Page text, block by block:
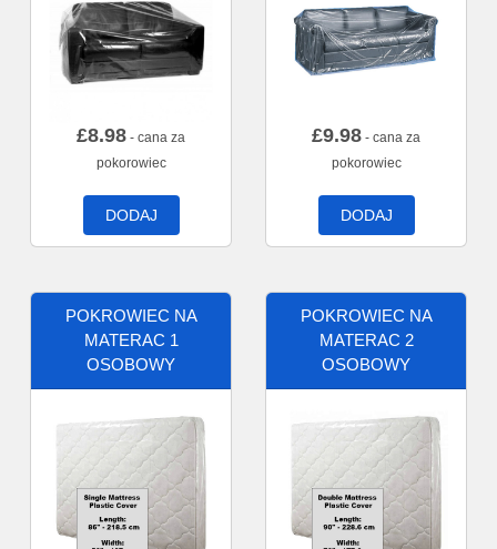
£8.98 - cana za
pokorowiec
DODAJ
£9.98 - cana za
pokorowiec
DODAJ
POKROWIEC NA
MATERAC 1
OSOBOWY
POKROWIEC NA
MATERAC 2
OSOBOWY